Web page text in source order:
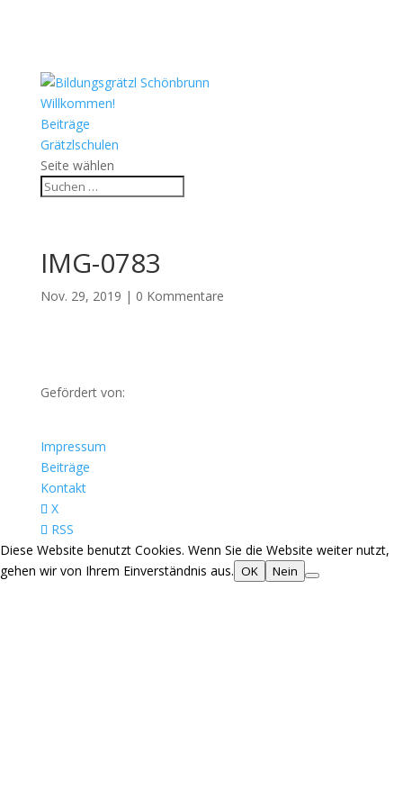
Willkommen!
Beiträge
Grätzlschulen
Seite wählen
IMG-0783
Nov. 29, 2019 | 0 Kommentare
Gefördert von:
Impressum
Beiträge
Kontakt
X
RSS
Diese Website benutzt Cookies. Wenn Sie die Website weiter nutzt,
gehen wir von Ihrem Einverständnis aus. OK Nein